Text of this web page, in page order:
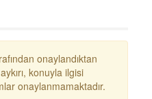
onaylandıktan
konuyla ilgisi
onaylanmamaktadır.